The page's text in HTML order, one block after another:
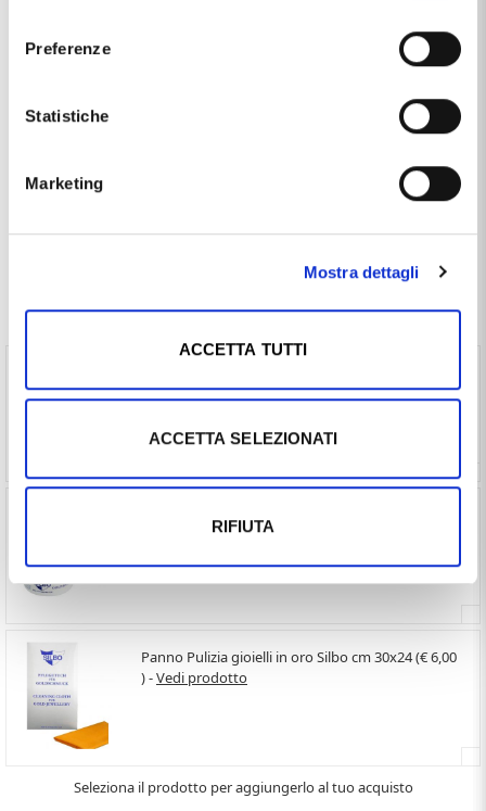
Preferenze
Statistiche
Marketing
Mostra dettagli
ACCETTA TUTTI
ACCETTA SELEZIONATI
RIFIUTA
Questo articolo dal nome
ANELLO CON ROSETTA DI ZAFFIRI
E DIAMANTE CENTRALE ORSINI GIOIELLI
, distribuito dal
ANELLI ZAFFIRO
Spesso comprati insieme
Vedi prodotto
Vedi prodotto
Panno Pulizia gioielli in oro Silbo cm 30x24 (€ 6,00
) -Vedi prodotto
Seleziona il prodotto per aggiungerlo al tuo acquisto